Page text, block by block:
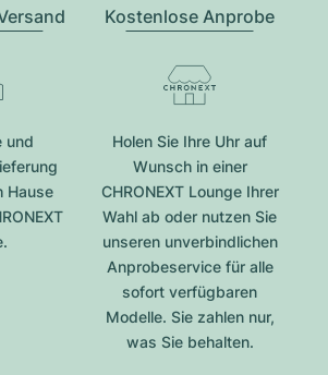
und
Hause
Kostenlose Anprobe
Holen Sie Ihre Uhr auf
Wunsch in einer
CHRONEXT Lounge Ihrer
Wahl ab oder nutzen Sie
unseren unverbindlichen
Anprobeservice für alle
sofort verfügbaren
Modelle. Sie zahlen nur,
was Sie behalten.